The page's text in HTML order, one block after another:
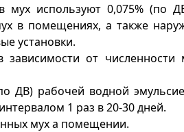
мух используют 0,075% (по
в помещениях, а также
установки.
от численности
ДВ) рабочей водной
1 раз в 20-30 дней.
мух а помещении.